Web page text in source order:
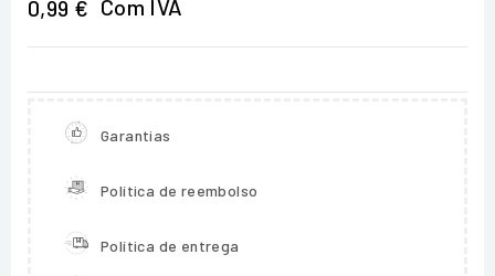
0,99 € Com IVA
Garantias
Política de reembolso
Política de entrega